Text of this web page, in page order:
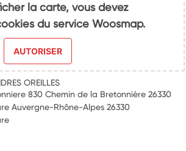
la carte, vous devez
du service Woosmap.
AUTORISER
OREILLES
830 Chemin de la Bretonnière 26330
Auvergne-Rhône-Alpes 26330